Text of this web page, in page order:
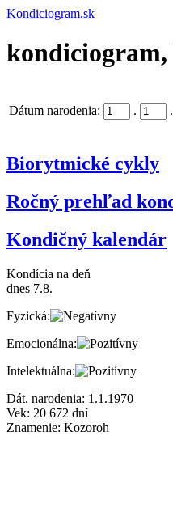
Kondiciogram.sk
Dátum narodenia: . .
Biorytmické cykly
Ročný prehľad
Kondičný kalendár
Kondícia na deň
dnes 7.8.
Fyzická:
Emocionálna:
Intelektuálna:
Dát. narodenia: 1.1.1970
Vek: 20 672 dní
Znamenie: Kozoroh